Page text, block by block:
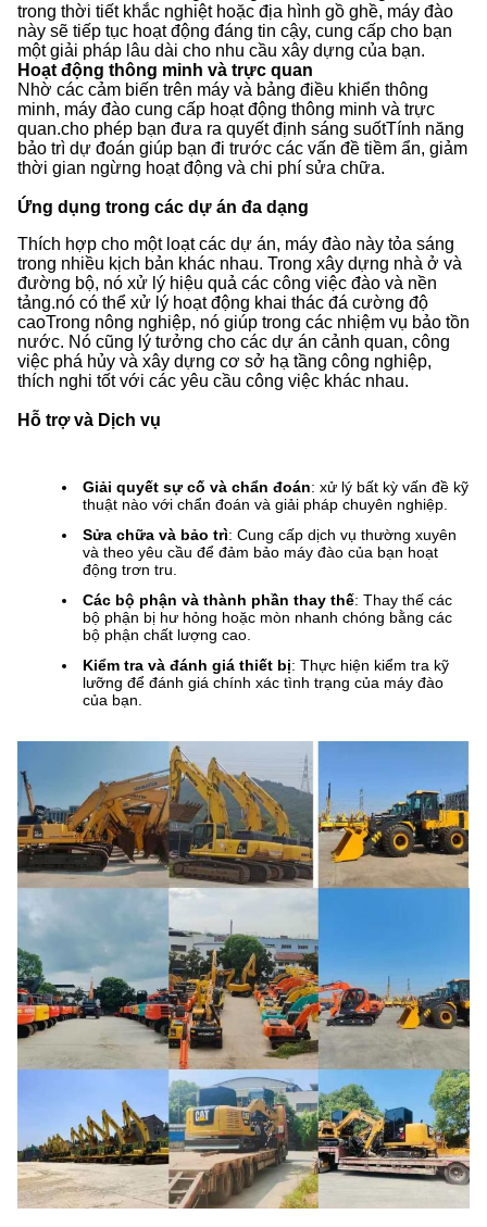
trong thời tiết khắc nghiệt hoặc địa hình gồ ghề, máy đào
này sẽ tiếp tục hoạt động đáng tin cậy, cung cấp cho bạn
một giải pháp lâu dài cho nhu cầu xây dựng của bạn.
Hoạt động thông minh và trực quan
Nhờ các cảm biến trên máy và bảng điều khiển thông
minh, máy đào cung cấp hoạt động thông minh và trực
quan.cho phép bạn đưa ra quyết định sáng suốtTính năng
bảo trì dự đoán giúp bạn đi trước các vấn đề tiềm ẩn, giảm
thời gian ngừng hoạt động và chi phí sửa chữa.
Ứng dụng trong các dự án đa dạng
Thích hợp cho một loạt các dự án, máy đào này tỏa sáng
trong nhiều kịch bản khác nhau. Trong xây dựng nhà ở và
đường bộ, nó xử lý hiệu quả các công việc đào và nền
tảng.nó có thể xử lý hoạt động khai thác đá cường độ
caoTrong nông nghiệp, nó giúp trong các nhiệm vụ bảo tồn
nước. Nó cũng lý tưởng cho các dự án cảnh quan, công
việc phá hủy và xây dựng cơ sở hạ tầng công nghiệp,
thích nghi tốt với các yêu cầu công việc khác nhau.
Hỗ trợ và Dịch vụ
Giải quyết sự cố và chẩn đoán: xử lý bất kỳ vấn đề kỹ
thuật nào với chẩn đoán và giải pháp chuyên nghiệp.
Sửa chữa và bảo trì: Cung cấp dịch vụ thường xuyên
và theo yêu cầu để đảm bảo máy đào của bạn hoạt
động trơn tru.
Các bộ phận và thành phần thay thế: Thay thế các
bộ phận bị hư hỏng hoặc mòn nhanh chóng bằng các
bộ phận chất lượng cao.
Kiểm tra và đánh giá thiết bị: Thực hiện kiểm tra kỹ
lưỡng để đánh giá chính xác tình trạng của máy đào
của bạn.